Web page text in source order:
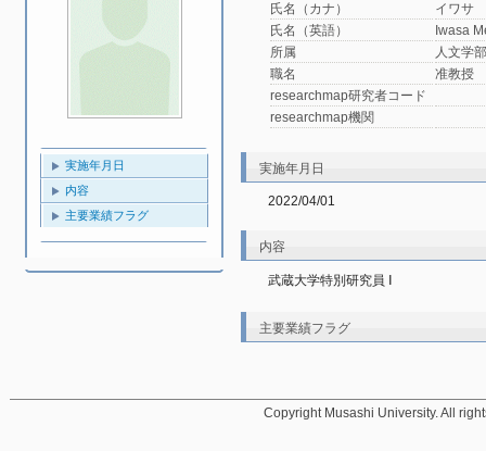
実施年月日
内容
主要業績フラグ
氏名（カナ）
イワサ
氏名（英語）
Iwasa
所属
人文学
職名
准教授
researchmap研究者コード
researchmap機関
実施年月日
2022/04/01
内容
武蔵大学特別研究員 Ⅰ
主要業績フラグ